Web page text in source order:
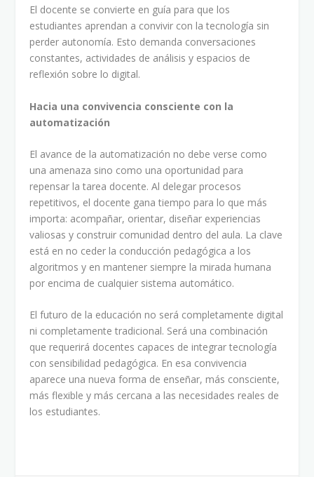
El docente se convierte en guía para que los
estudiantes aprendan a convivir con la tecnología sin
perder autonomía. Esto demanda conversaciones
constantes, actividades de análisis y espacios de
reflexión sobre lo digital.
Hacia una convivencia consciente con la
automatización
El avance de la automatización no debe verse como
una amenaza sino como una oportunidad para
repensar la tarea docente. Al delegar procesos
repetitivos, el docente gana tiempo para lo que más
importa: acompañar, orientar, diseñar experiencias
valiosas y construir comunidad dentro del aula. La clave
está en no ceder la conducción pedagógica a los
algoritmos y en mantener siempre la mirada humana
por encima de cualquier sistema automático.
El futuro de la educación no será completamente digital
ni completamente tradicional. Será una combinación
que requerirá docentes capaces de integrar tecnología
con sensibilidad pedagógica. En esa convivencia
aparece una nueva forma de enseñar, más consciente,
más flexible y más cercana a las necesidades reales de
los estudiantes.